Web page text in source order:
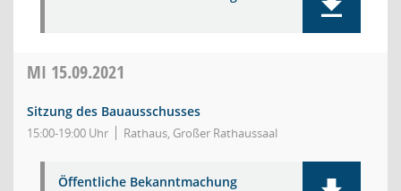
MI 15.09.2021
Sitzung des Bauausschusses
15:00-19:00 Uhr Rathaus, Großer Rathaussaal
Öffentliche Bekanntmachung